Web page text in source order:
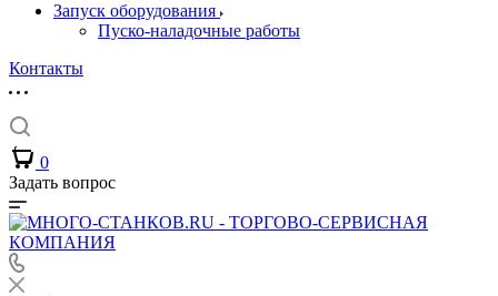
Запуск оборудования
Пуско-наладочные работы
Контакты
0
Задать вопрос